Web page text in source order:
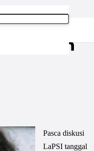
Cerita
tahun
Pasca diskusi
LaPSI tanggal